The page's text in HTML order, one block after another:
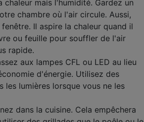
mais l'humidité. Gardez un
chambre où l'air circule. Aussi,
Il aspire la chaleur quand il
ou feuille pour souffler de l'air
rapide.
aux lampes CFL ou LED au lieu
d'énergie. Utilisez des
les lumières lorsque vous ne les
dans la cuisine. Cela empêchera